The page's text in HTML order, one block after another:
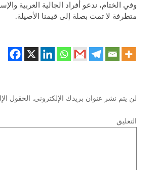
وفي الختام، ندعو أفراد الجالية العربية
متطرفة لا تمت بصلة إلى قيمنا الأصيلة.
لن يتم نشر عنوان بريدك الإلكتروني. الحقول